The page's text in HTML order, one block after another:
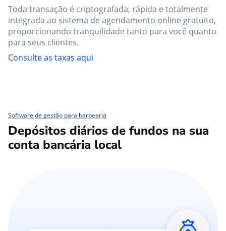
Toda transação é criptografada, rápida e totalmente
integrada ao sistema de agendamento online gratuito,
proporcionando tranquilidade tanto para você quanto
para seus clientes.
Consulte as taxas aqui
Software de gestão para barbearia
Depósitos diários de fundos na sua
conta bancária local